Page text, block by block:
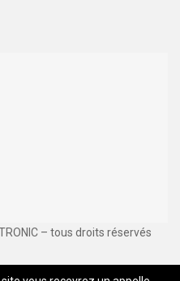
– tous droits réservés